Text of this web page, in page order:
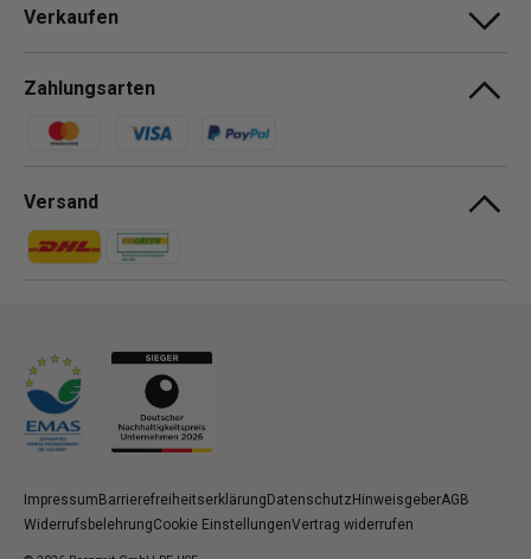
Verkaufen
Zahlungsarten
Zahlungsmethoden
Versand
Zahlungsmethoden
Zahlungsmethoden
ImpressumBarrierefreiheitserklärungDatenschutzHinweisgeberAGB
WiderrufsbelehrungCookie EinstellungenVertrag widerrufen